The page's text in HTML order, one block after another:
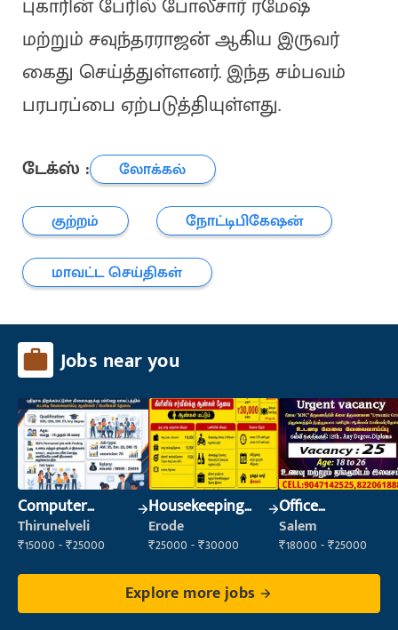
புகாரின் பேரில் போலீசார் ரமேஷ்
மற்றும் சவுந்தரராஜன் ஆகிய இருவர்
கைது செய்த்துள்ளனர். இந்த சம்பவம்
பரபரப்பை ஏற்படுத்தியுள்ளது.
டேக்ஸ் :
லோக்கல்
குற்றம்
நோட்டிபிகேஷன்
மாவட்ட செய்திகள்
Jobs near you
Computer
Operator
Thirunelveli
₹15000 - ₹25000
Housekeeping
Staff
(Housekeeping)
Erode
₹25000 - ₹30000
Office
Maintenance
Staff
Salem
₹18000 - ₹25000
Explore more jobs